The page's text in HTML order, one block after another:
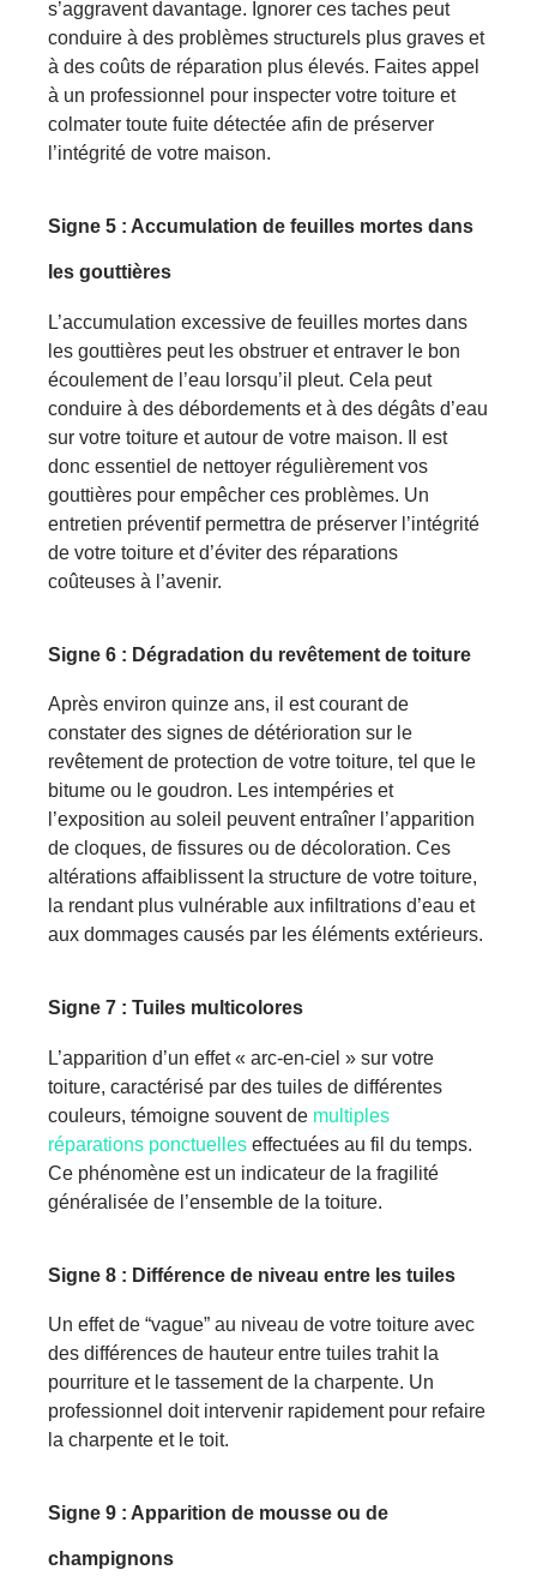
s’aggravent davantage. Ignorer ces taches peut
conduire à des problèmes structurels plus graves et
à des coûts de réparation plus élevés. Faites appel
à un professionnel pour inspecter votre toiture et
colmater toute fuite détectée afin de préserver
l’intégrité de votre maison.
Signe 5 : Accumulation de feuilles mortes dans
les gouttières
L’accumulation excessive de feuilles mortes dans
les gouttières peut les obstruer et entraver le bon
écoulement de l’eau lorsqu’il pleut. Cela peut
conduire à des débordements et à des dégâts d’eau
sur votre toiture et autour de votre maison. Il est
donc essentiel de nettoyer régulièrement vos
gouttières pour empêcher ces problèmes. Un
entretien préventif permettra de préserver l’intégrité
de votre toiture et d’éviter des réparations
coûteuses à l’avenir.
Signe 6 : Dégradation du revêtement de toiture
Après environ quinze ans, il est courant de
constater des signes de détérioration sur le
revêtement de protection de votre toiture, tel que le
bitume ou le goudron. Les intempéries et
l’exposition au soleil peuvent entraîner l’apparition
de cloques, de fissures ou de décoloration. Ces
altérations affaiblissent la structure de votre toiture,
la rendant plus vulnérable aux infiltrations d’eau et
aux dommages causés par les éléments extérieurs.
Signe 7 : Tuiles multicolores
L’apparition d’un effet « arc-en-ciel » sur votre
toiture, caractérisé par des tuiles de différentes
couleurs, témoigne souvent de multiples
réparations ponctuelles effectuées au fil du temps.
Ce phénomène est un indicateur de la fragilité
généralisée de l’ensemble de la toiture.
Signe 8 : Différence de niveau entre les tuiles
Un effet de “vague” au niveau de votre toiture avec
des différences de hauteur entre tuiles trahit la
pourriture et le tassement de la charpente. Un
professionnel doit intervenir rapidement pour refaire
la charpente et le toit.
Signe 9 : Apparition de mousse ou de
champignons